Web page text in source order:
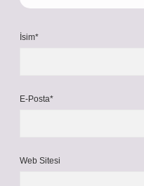
İsim*
E-Posta*
Web Sitesi